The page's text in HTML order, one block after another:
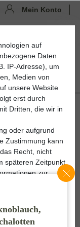
Mein Konto
auf
Daten
IP-Adresse), um
Medien von
unsere Website
erst durch
Dritten, die wir in
oder aufgrund
Zustimmung kann
Recht, nicht
späteren Zeitpunkt
zur